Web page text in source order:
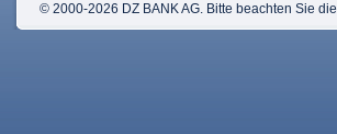
© 2000-2026 DZ BANK AG. Bitte beachten Sie die